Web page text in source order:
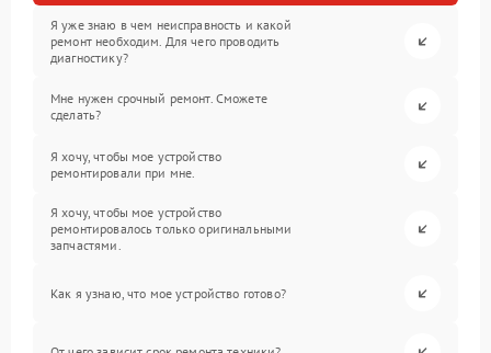
Я уже знаю в чем неисправность и какой
ремонт необходим. Для чего проводить
диагностику?
Мне нужен срочный ремонт. Сможете
сделать?
Я хочу, чтобы мое устройство
ремонтировали при мне.
Я хочу, чтобы мое устройство
ремонтировалось только оригинальными
запчастями.
Как я узнаю, что мое устройство готово?